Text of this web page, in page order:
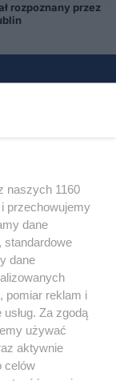
rozpoznany przez
naszych 1160
przechowujemy
dane
standardowe
dane
pomiar reklam i
Za zgodą
używać
aktywnie
celów